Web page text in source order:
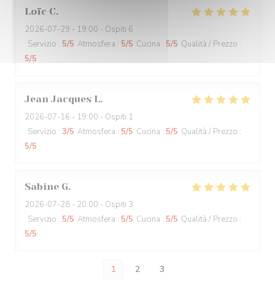
Loïc C
2026-07-29 - 19:00 - Ospiti 6
Servizio : 5/5 Atmosfera : 5/5 Cucina : 5/5 Qualità / Prezzo :
5/5
Jean Jacques L
2026-07-16 - 19:00 - Ospiti 1
Servizio : 3/5 Atmosfera : 5/5 Cucina : 5/5 Qualità / Prezzo :
5/5
Sabine G
2026-07-28 - 20:00 - Ospiti 3
Servizio : 5/5 Atmosfera : 5/5 Cucina : 5/5 Qualità / Prezzo :
5/5
1 2 3